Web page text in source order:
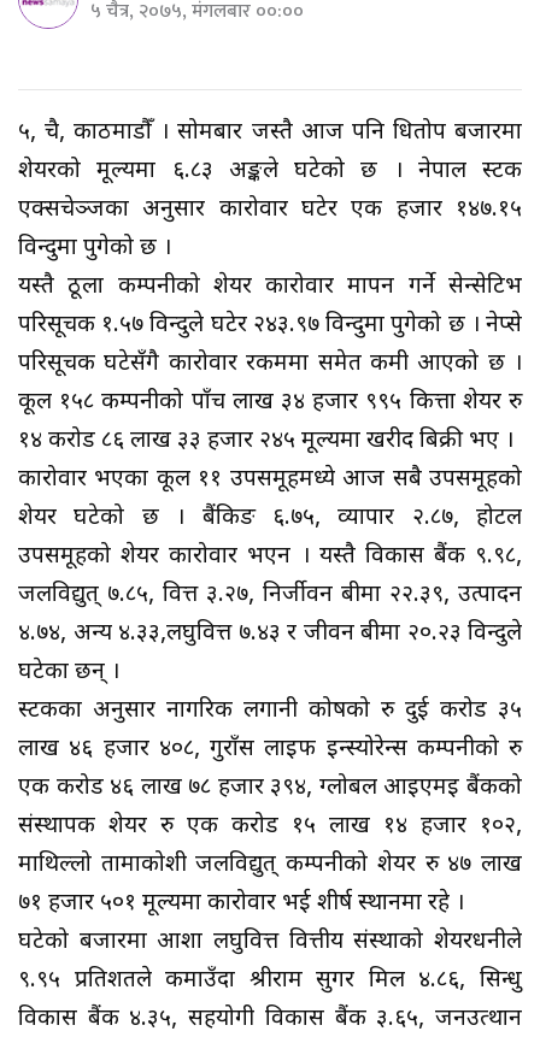
५ चैत्र, २०७५, मंगलबार ००:००
५, चैत्र, काठमाडौँ । सोमबार जस्तै आज पनि धितोपत्र बजारमा
शेयरको मूल्यमा ६.८३ अङ्कले घटेको छ । नेपाल स्टक
एक्सचेञ्जका अनुसार कारोवार घटेर एक हजार १४७.१५
विन्दुमा पुगेको छ ।
यस्तै ठूला कम्पनीको शेयर कारोवार मापन गर्ने सेन्सेटिभ
परिसूचक १.५७ विन्दुले घटेर २४३.९७ विन्दुमा पुगेको छ । नेप्से
परिसूचक घटेसँगै कारोवार रकममा समेत कमी आएको छ ।
कूल १५८ कम्पनीको पाँच लाख ३४ हजार ९९५ कित्ता शेयर रु
१४ करोड ८६ लाख ३३ हजार २४५ मूल्यमा खरीद बिक्री भए ।
कारोवार भएका कूल ११ उपसमूहमध्ये आज सबै उपसमूहको
शेयर घटेको छ । बैंकिङ ६.७५, व्यापार २.८७, होटल
उपसमूहको शेयर कारोवार भएन । यस्तै विकास बैंक ९.९८,
जलविद्युत् ७.८५, वित्त ३.२७, निर्जीवन बीमा २२.३९, उत्पादन
४.७४, अन्य ४.३३,लघुवित्त ७.४३ र जीवन बीमा २०.२३ विन्दुले
घटेका छन् ।
स्टकका अनुसार नागरिक लगानी कोषको रु दुई करोड ३५
लाख ४६ हजार ४०८, गुराँस लाइफ इन्स्योरेन्स कम्पनीको रु
एक करोड ४६ लाख ७८ हजार ३९४, ग्लोबल आइएमइ बैंकको
संस्थापक शेयर रु एक करोड १५ लाख १४ हजार १०२,
माथिल्लो तामाकोशी जलविद्युत् कम्पनीको शेयर रु ४७ लाख
७१ हजार ५०१ मूल्यमा कारोवार भई शीर्ष स्थानमा रहे ।
घटेको बजारमा आशा लघुवित्त वित्तीय संस्थाको शेयरधनीले
९.९५ प्रतिशतले कमाउँदा श्रीराम सुगर मिल ४.८६, सिन्धु
विकास बैंक ४.३५, सहयोगी विकास बैंक ३.६५, जनउत्थान